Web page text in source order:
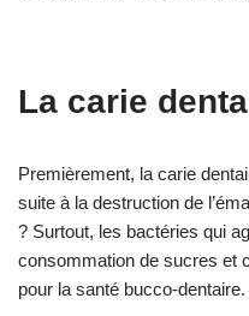
La carie
Premièrement, la carie
suite à la destruction de
? Surtout, les bactéries qui
consommation de sucres et
pour la santé bucco-dentaire.